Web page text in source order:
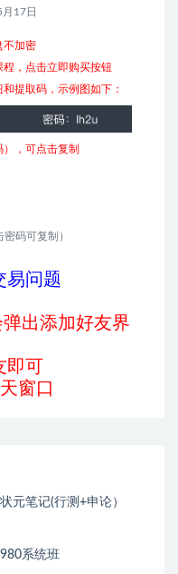
17日
不加密
，点击立即购买按钮
提取码，示例图如下：
，可点击复制
码可复制）
易问题
出添加好友界
可
窗口
元笔记(行测+申论）
系统班